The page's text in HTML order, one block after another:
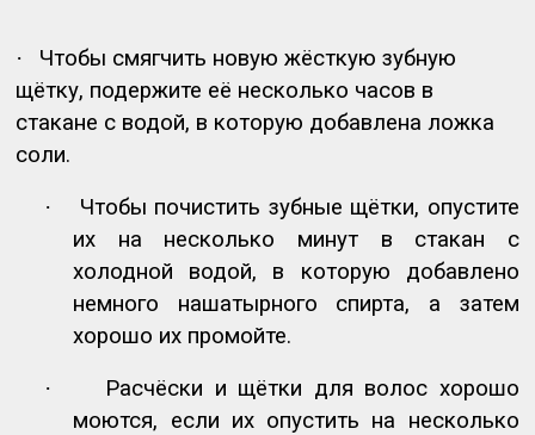
·
Чтобы смягчить новую жёсткую зубную
щётку, подержите её несколько часов в
стакане с водой, в которую добавлена ложка
соли.
·
Чтобы почистить зубные щётки, опустите
их на несколько минут в стакан с
холодной водой, в которую добавлено
немного нашатырного спирта, а затем
хорошо их промойте.
·
Расчёски и щётки для волос хорошо
моются, если их опустить на несколько